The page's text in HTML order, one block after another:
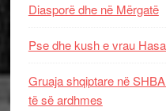
Diasporë dhe në Mërgatë
Pse dhe kush e vrau
Gruaja shqiptare në
të së ardhmes